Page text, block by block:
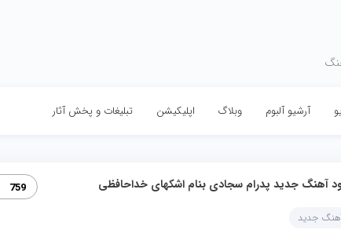
آرشیو آلبوم وبلاگ اپلیکیشن تبلیغات و پخش آثار
آهنگ جدید پدرام سجادی بنام اشکهای خداحافظی 759
آهنگ جدید